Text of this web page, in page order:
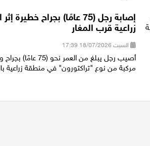
إصابة رجل (75 عامًا) بجراح
زراعية قرب المغار
السبت 18/07/2026 17:39
أصيب رجل يبلغ من
مركبة من نوع "تراكتورون" في منطقة زراعية